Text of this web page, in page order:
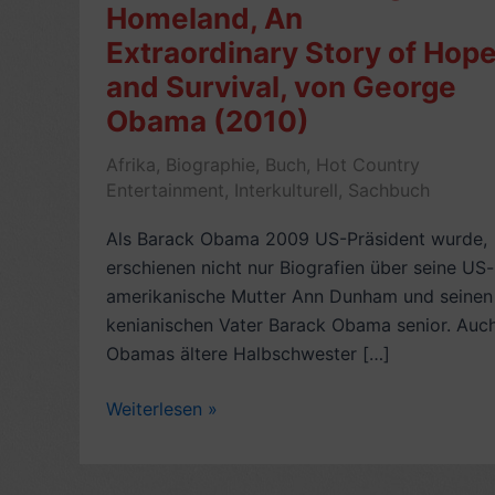
Homeland, An
Extraordinary Story of
and Survival, von George
Obama (2010)
Afrika, Biographie, Buch, Hot Country
Entertainment, Interkulturell , Sachbuch
Als Barack Obama 2009 US-Präsident wurde,
erschienen nicht nur Biografien über seine US-
amerikanische Mutter Ann Dunham und seinen
kenianischen Vater Barack Obama senior.
Obamas ältere Halbschwester […]
Kritiken
Weiterlesen »